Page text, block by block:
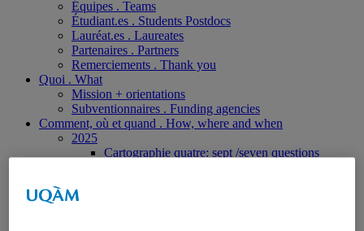
Équipes . Teams
Étudiant.es . Students Postdocs
Lauréat.es . Laureates
Partenaires . Partners
Remerciements . Thank you
Quoi . What
Mission + orientations
Subventionnaires . Funding agencies
Comment, où et quand . How, where and when
2025
Cartographie quatre: sept /seven questions